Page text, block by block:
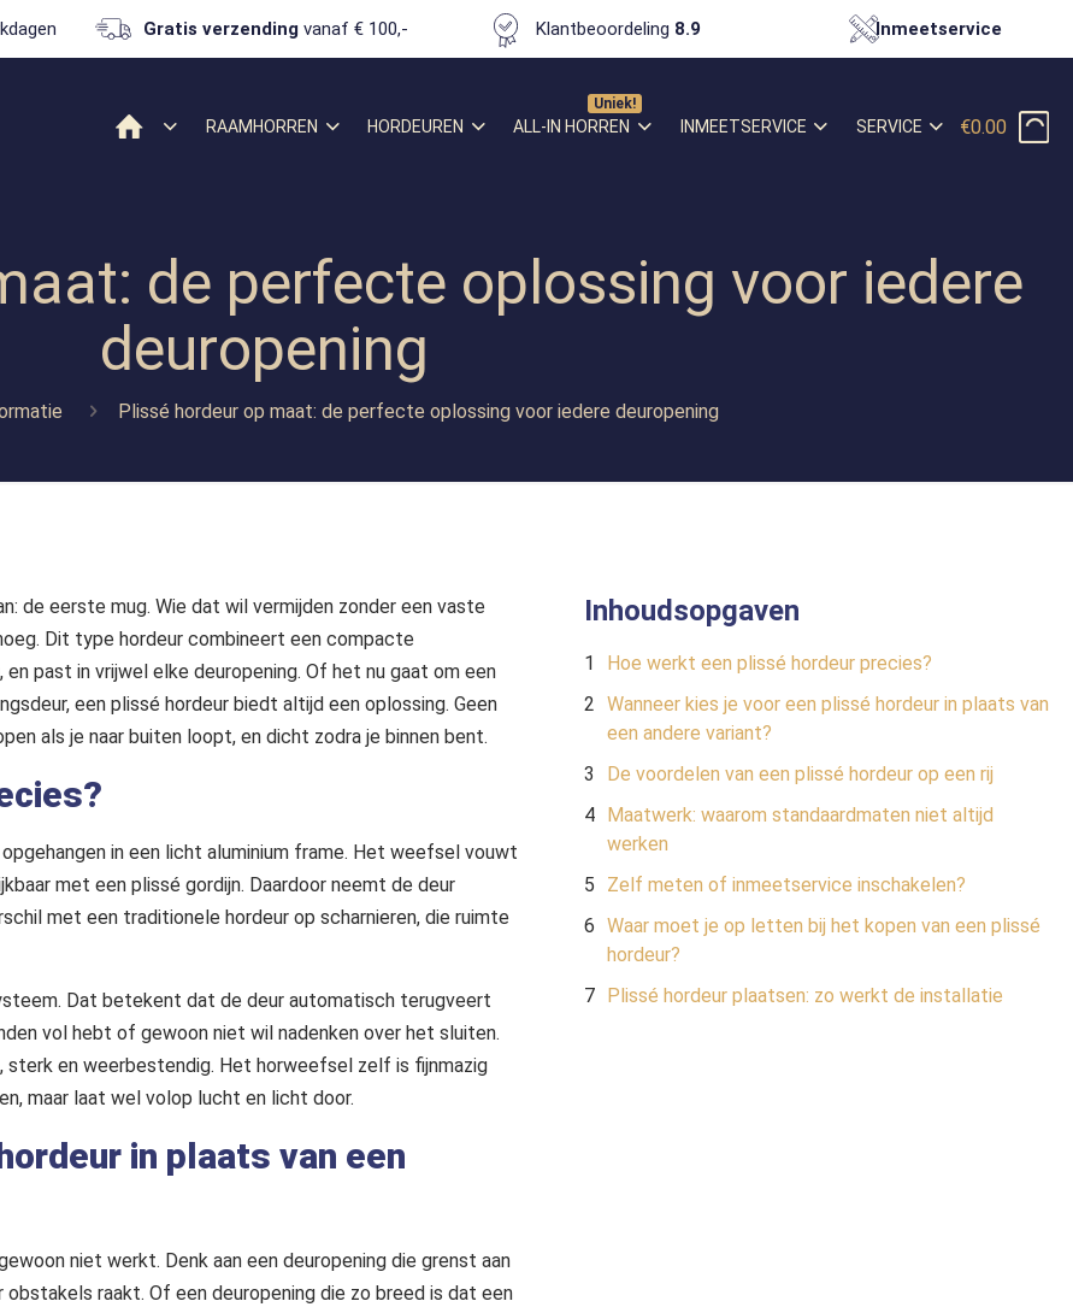
Gratis verzendingvanaf € 100,- Klantbeoordeling 8.9 Inmeetservice
RAAMHORREN HORDEUREN ALL-IN HORREN INMEETSERVICE SERVICE €0.00
de perfecte oplossing voor iedere
deuropening
Plissé hordeur op maat: de perfecte oplossing voor iedere deuropening
de eerste mug. Wie dat wil vermijden zonder een vaste
Dit type hordeur combineert een compacte
past in vrijwel elke deuropening. Of het nu gaat om een
een plissé hordeur biedt altijd een oplossing. Geen
als je naar buiten loopt, en dicht zodra je binnen bent.
in een licht aluminium frame. Het weefsel vouwt
met een plissé gordijn. Daardoor neemt de deur
met een traditionele hordeur op scharnieren, die ruimte
Dat betekent dat de deur automatisch terugveert
vol hebt of gewoon niet wil nadenken over het sluiten.
sterk en weerbestendig. Het horweefsel zelf is fijnmazig
maar laat wel volop lucht en licht door.
in plaats van een
niet werkt. Denk aan een deuropening die grenst aan
raakt. Of een deuropening die zo breed is dat een
Inhoudsopgaven
Hoe werkt een plissé hordeur precies?
Wanneer kies je voor een plissé hordeur in plaats van
een andere variant?
De voordelen van een plissé hordeur op een rij
Maatwerk: waarom standaardmaten niet altijd
werken
Zelf meten of inmeetservice inschakelen?
Waar moet je op letten bij het kopen van een plissé
hordeur?
Plissé hordeur plaatsen: zo werkt de installatie